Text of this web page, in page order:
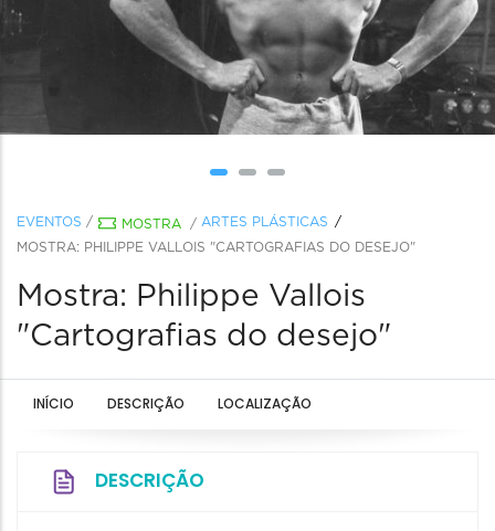
EVENTOS / MOSTRA / ARTES PLÁSTICAS
MOSTRA: PHILIPPE VALLOIS "CARTOGRAFIAS DO DESEJO"
Mostra: Philippe Vallois
"Cartografias do desejo"
INÍCIO DESCRIÇÃO LOCALIZAÇÃO
DESCRIÇÃO